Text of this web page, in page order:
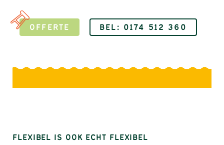
OFFERTE BEL: 0174 512 360
FLEXIBEL IS OOK ECHT FLEXIBEL